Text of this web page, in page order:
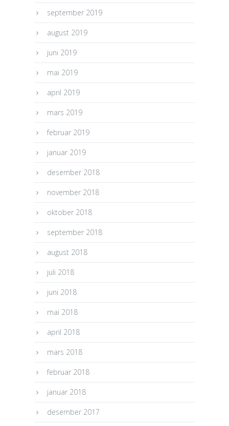
september 2019
august 2019
juni 2019
mai 2019
april 2019
mars 2019
februar 2019
januar 2019
desember 2018
november 2018
oktober 2018
september 2018
august 2018
juli 2018
juni 2018
mai 2018
april 2018
mars 2018
februar 2018
januar 2018
desember 2017